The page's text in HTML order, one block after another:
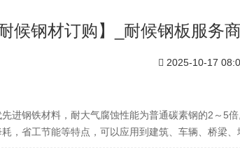
耐候钢材订购】_耐候钢板服务
2025-10-17
进钢铁材料，耐大气腐蚀性能为普通碳素钢的2～5
，省工节能等特点，可以应用到建筑、车辆、桥梁